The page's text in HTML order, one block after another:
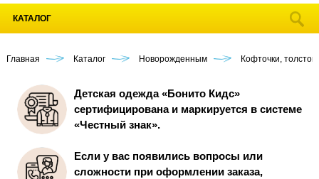
КАТАЛОГ
Главная Каталог Новорожденным Кофточки,
Детская одежда «Бонито Кидс»
сертифицирована и маркируется в системе
«Честный знак».
Если у вас появились вопросы или
сложности при оформлении заказа,